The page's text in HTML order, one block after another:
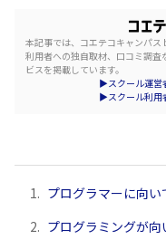
本記事では、コエテコキャンパス
利用者への独自取材、口コミ調査
ビスを掲載しています。
▶スクール運営
▶スクール利用
1. プログラマーに向
2. プログラミングが